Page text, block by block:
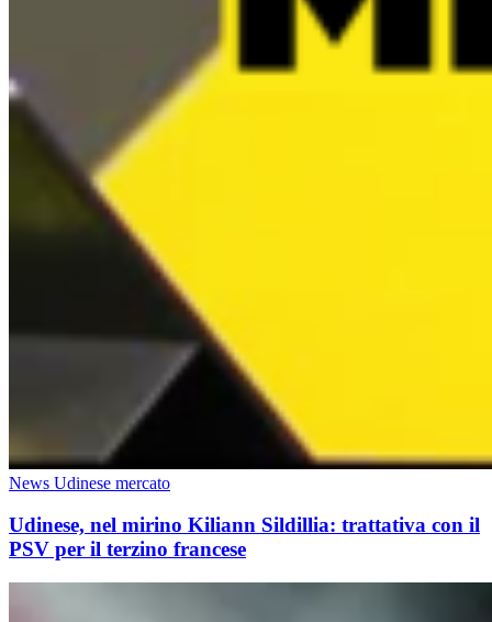
News Udinese mercato
Udinese, nel mirino Kiliann Sildillia: trattativa con il
PSV per il terzino francese